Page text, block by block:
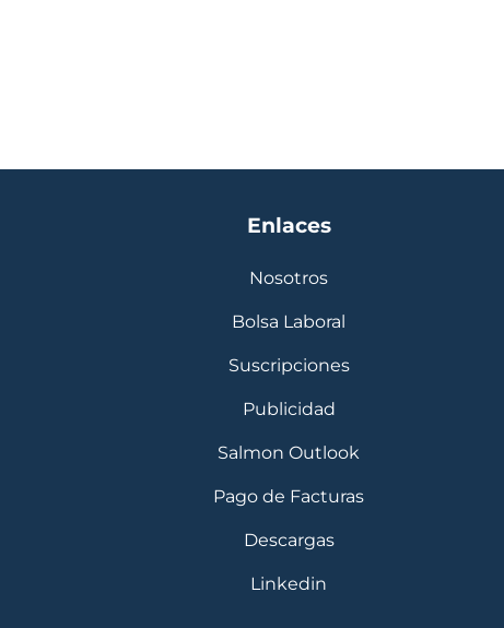
Enlaces
Nosotros
Bolsa Laboral
Suscripciones
Publicidad
Salmon Outlook
Pago de Facturas
Descargas
Linkedin